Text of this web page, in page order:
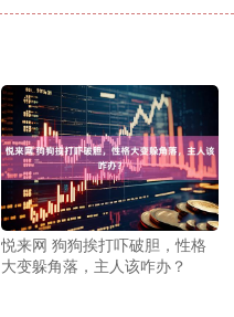
悦来网 狗狗挨打吓破胆，性格
大变躲角落，主人该咋办？